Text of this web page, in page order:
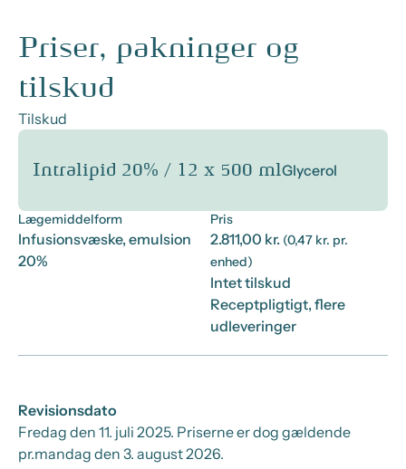
Priser, pakninger og
tilskud
Tilskud
Intralipid 20% / 12 x 500 mlGlycerol
Lægemiddelform
Infusionsvæske, emulsion
20%
Pris
2.811,00 kr. (0,47 kr. pr.
enhed)
Intet tilskud
Receptpligtigt, flere
udleveringer
Revisionsdato
Fredag den 11. juli 2025. Priserne er dog gældende
pr.mandag den 3. august 2026.